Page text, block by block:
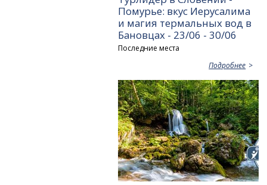
Помурье: вкус Иерусалима
и магия термальных вод в
Бановцах - 23/06 - 30/06
Последние места
Подробнее